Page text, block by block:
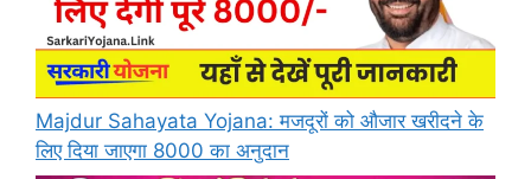
Majdur Sahayata Yojana: मजदूरों को औजार खरीदने के
लिए दिया जाएगा 8000 का अनुदान